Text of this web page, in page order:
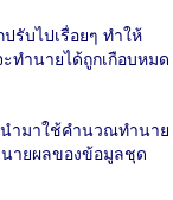
รับไปเรื่อยๆ ทำให้
ำนายได้ถูกเกือบหมด
นำมาใช้คำนวณทำนาย
ายผลของข้อมูลชุด